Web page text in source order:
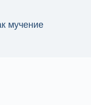
мучение